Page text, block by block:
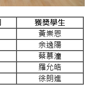
獲獎學生
黃崇恩
余逸陽
蔡慕潼
羅允皓
徐朗進